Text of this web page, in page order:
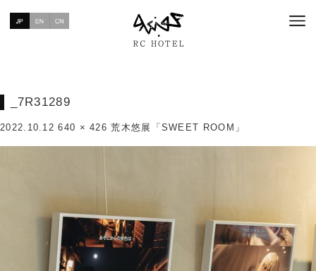
_7R31289
2022.10.12 640 × 426 荒木悠展「SWEET ROOM」